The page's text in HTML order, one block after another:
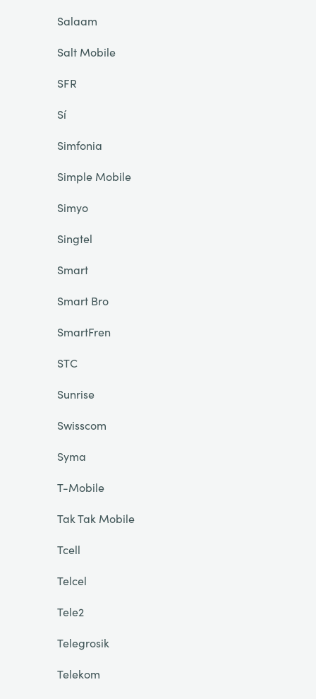
Salaam
Salt Mobile
SFR
Sí
Simfonia
Simple Mobile
Simyo
Singtel
Smart
Smart Bro
SmartFren
STC
Sunrise
Swisscom
Syma
T-Mobile
Tak Tak Mobile
Tcell
Telcel
Tele2
Telegrosik
Telekom